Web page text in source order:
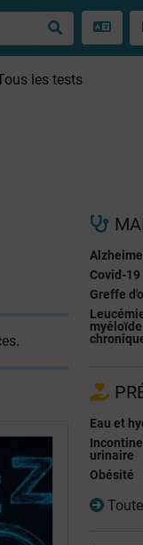
les tests
Covid-19
Greffe
myéloïde
Eau et
urinaire
Obésité